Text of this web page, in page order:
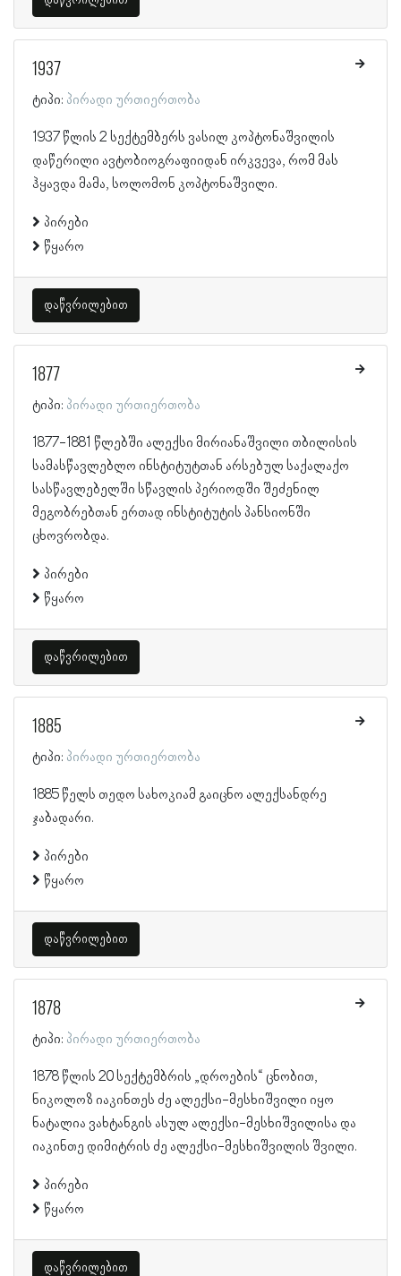
1937
ტიპი: პირადი ურთიერთობა
1937 წლის 2 სექტემბერს ვასილ კოპტონაშვილის
დაწერილი ავტობიოგრაფიიდან ირკვევა, რომ მას
ჰყავდა მამა, სოლომონ კოპტონაშვილი.
პირები
წყარო
დაწვრილებით
1877
ტიპი: პირადი ურთიერთობა
1877-1881 წლებში ალექსი მირიანაშვილი თბილისის
სამასწავლებლო ინსტიტუტთან არსებულ საქალაქო
სასწავლებელში სწავლის პერიოდში შეძენილ
მეგობრებთან ერთად ინსტიტუტის პანსიონში
ცხოვრობდა.
პირები
წყარო
დაწვრილებით
1885
ტიპი: პირადი ურთიერთობა
1885 წელს თედო სახოკიამ გაიცნო ალექსანდრე
ჯაბადარი.
პირები
წყარო
დაწვრილებით
1878
ტიპი: პირადი ურთიერთობა
1878 წლის 20 სექტემბრის „დროების“ ცნობით,
ნიკოლოზ იაკინთეს ძე ალექსი-მესხიშვილი იყო
ნატალია ვახტანგის ასულ ალექსი-მესხიშვილისა და
იაკინთე დიმიტრის ძე ალექსი-მესხიშვილის შვილი.
პირები
წყარო
დაწვრილებით